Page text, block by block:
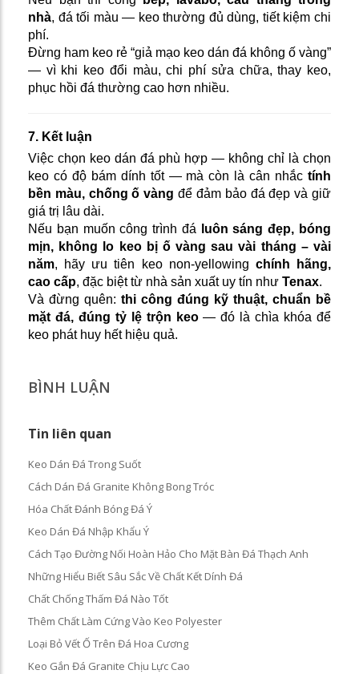
nhà, đá tối màu — keo thường đủ dùng, tiết kiệm chi
phí.
Đừng ham keo rẻ “giả mạo keo dán đá không ố vàng”
— vì khi keo đổi màu, chi phí sửa chữa, thay keo,
phục hồi đá thường cao hơn nhiều.
7. Kết luận
Việc chọn keo dán đá phù hợp — không chỉ là chọn
keo có độ bám dính tốt — mà còn là cân nhắc tính
bền màu, chống ố vàng để đảm bảo đá đẹp và giữ
giá trị lâu dài.
Nếu bạn muốn công trình đá
luôn sáng đẹp, bóng
mịn, không lo keo bị ố vàng sau vài tháng – vài
năm, hãy ưu tiên keo non-yellowing chính hãng,
cao cấp, đặc biệt từ nhà sản xuất uy tín như Tenax.
Và đừng quên: thi công đúng kỹ thuật, chuẩn bề
mặt đá, đúng tỷ lệ trộn keo— đó là chìa khóa để
keo phát huy hết hiệu quả.
BÌNH LUẬN
Tin liên quan
Keo Dán Đá Trong Suốt
Cách Dán Đá Granite Không Bong Tróc
Hóa Chất Đánh Bóng Đá Ý
Keo Dán Đá Nhập Khẩu Ý
Cách Tạo Đường Nối Hoàn Hảo Cho Mặt Bàn Đá Thạch Anh
Những Hiểu Biết Sâu Sắc Về Chất Kết Dính Đá
Chất Chống Thấm Đá Nào Tốt
Thêm Chất Làm Cứng Vào Keo Polyester
Loại Bỏ Vết Ố Trên Đá Hoa Cương
Keo Gắn Đá Granite Chịu Lực Cao